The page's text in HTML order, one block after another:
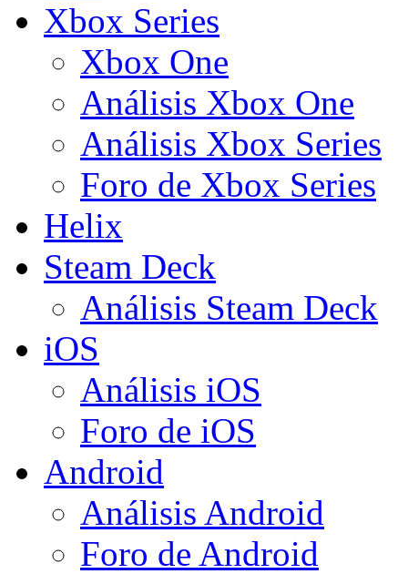
Xbox Series
Xbox One
Análisis Xbox One
Análisis Xbox Series
Foro de Xbox Series
Helix
Steam Deck
Análisis Steam Deck
iOS
Análisis iOS
Foro de iOS
Android
Análisis Android
Foro de Android